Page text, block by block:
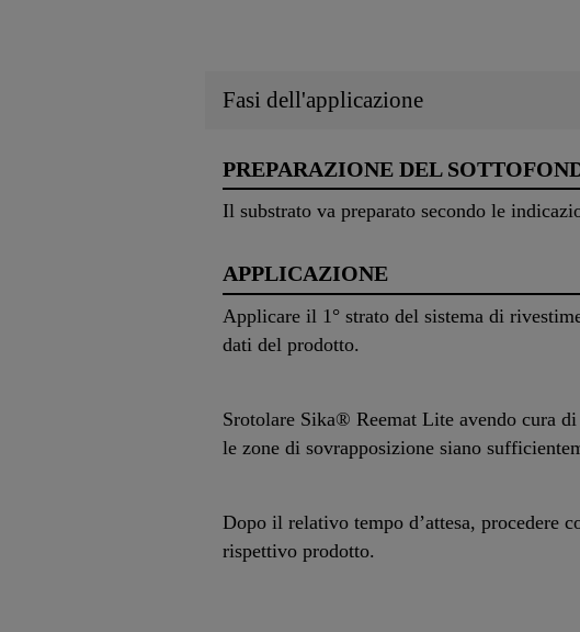
Fasi dell'applicazione
PREPARAZIONE DEL
Il substrato va preparato secondo le
APPLICAZIONE
Applicare il 1° strato del sistema di
dati del prodotto.
Srotolare Sika® Reemat Lite avendo cura
le zone di sovrapposizione siano
Dopo il relativo tempo d’attesa, procedere
rispettivo prodotto.